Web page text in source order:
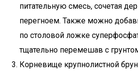
питательную смесь, сочетая
перегноем. Также можно
по столовой ложке
тщательно перемешав с
Корневище крупнолистной